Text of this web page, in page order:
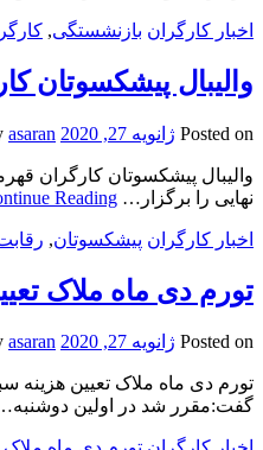
اخبار کارگران بازنشستگی,
والیبال پیشکسوتان
Posted on ژانویه 27, 2020 asaran
والیبال پیشکسوتان کارگران
نهایی را برگزار… Reading
اخبار کارگران پیشکسوتان,
تورم دی ماه ملاک
Posted on ژانویه 27, 2020 asaran
تورم دی ماه ملاک تعیین هزینه
گفت:مقرر شد در اولین